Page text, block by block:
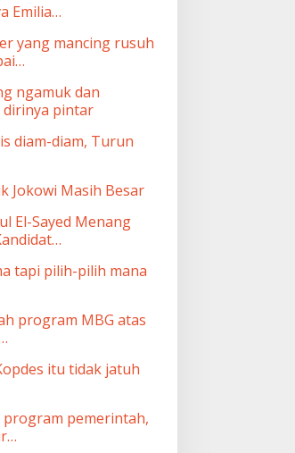
Emilia…
yang mancing rusuh
ngamuk dan
dirinya pintar
diam-diam, Turun
Jokowi Masih Besar
El-Sayed Menang
tapi pilih-pilih mana
program MBG atas
itu tidak jatuh
program pemerintah,